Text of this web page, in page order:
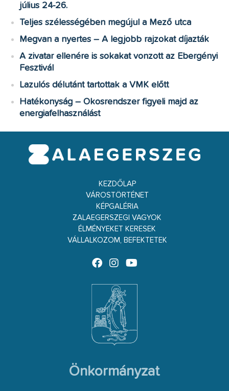
július 24-26.
Teljes szélességében megújul a Mező utca
Megvan a nyertes – A legjobb rajzokat díjazták
A zivatar ellenére is sokakat vonzott az Ebergényi
Fesztivál
Lazulós délutánt tartottak a VMK előtt
Hatékonyság – Okosrendszer figyeli majd az
energiafelhasználást
KEZDŐLAP
VÁROSTÖRTÉNET
KÉPGALÉRIA
ZALAEGERSZEGI VAGYOK
ÉLMÉNYEKET KERESEK
VÁLLALKOZOM, BEFEKTETEK
Önkormányzat